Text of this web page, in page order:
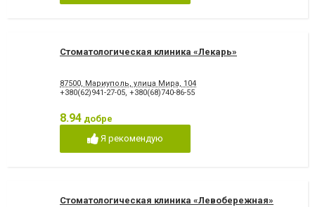
Стоматологическая клиника «Лекарь»
87500, Мариуполь, улица Мира, 104
+380(62)941-27-05, +380(68)740-86-55
8.94 добре
Я рекомендую
Стоматологическая клиника «Левобережная»